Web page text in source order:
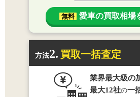
無料 愛車の買取相場
方法2. 買取一括査定
業界最大級の
最大12社の一